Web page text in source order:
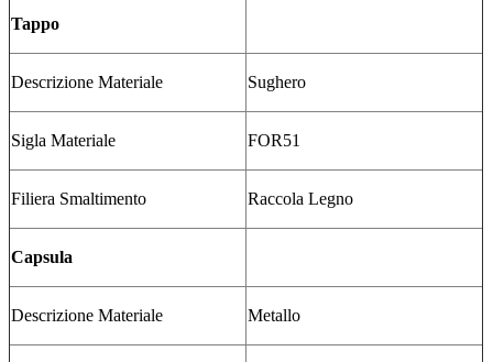
Tappo
Descrizione Materiale Sughero
Sigla Materiale FOR51
Filiera Smaltimento Raccola Legno
Capsula
Descrizione Materiale Metallo